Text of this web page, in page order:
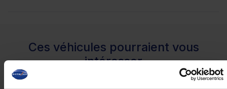
Ces véhicules pourraient vous
intéresser